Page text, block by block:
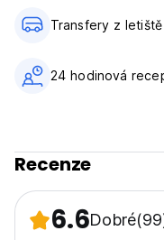
Transfery z letiště
24 hodinová
Recenze
6.6Dobré